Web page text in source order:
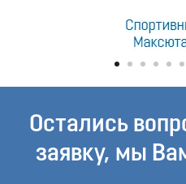
Остались
заявку, мы